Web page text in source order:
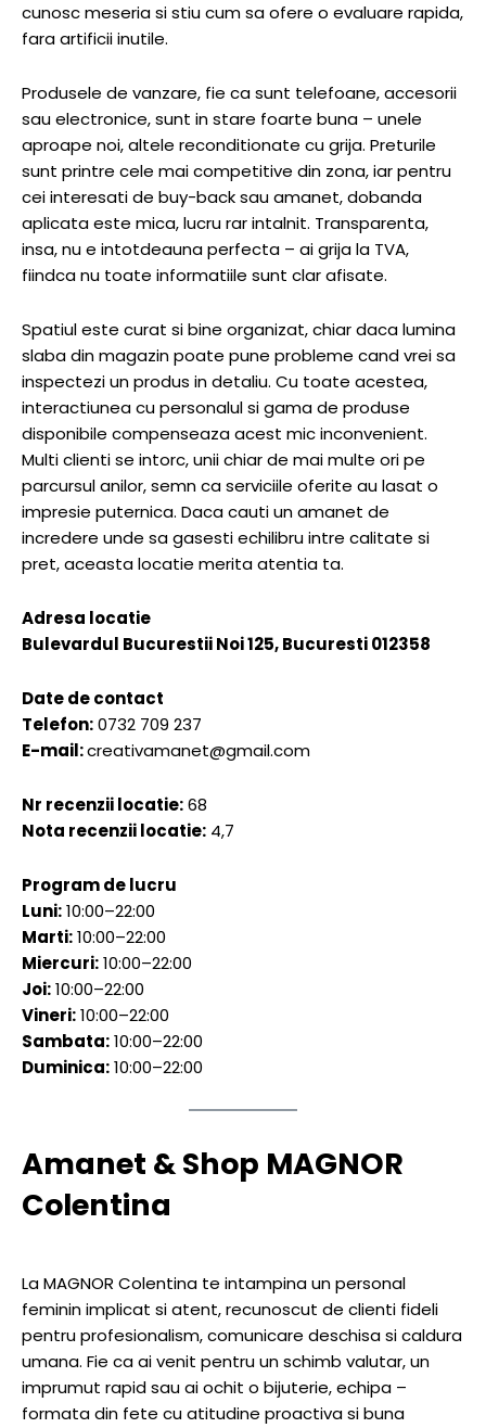
cunosc meseria si stiu cum sa ofere o evaluare rapida,
fara artificii inutile.
Produsele de vanzare, fie ca sunt telefoane, accesorii
sau electronice, sunt in stare foarte buna – unele
aproape noi, altele reconditionate cu grija. Preturile
sunt printre cele mai competitive din zona, iar pentru
cei interesati de buy-back sau amanet, dobanda
aplicata este mica, lucru rar intalnit. Transparenta,
insa, nu e intotdeauna perfecta – ai grija la TVA,
fiindca nu toate informatiile sunt clar afisate.
Spatiul este curat si bine organizat, chiar daca lumina
slaba din magazin poate pune probleme cand vrei sa
inspectezi un produs in detaliu. Cu toate acestea,
interactiunea cu personalul si gama de produse
disponibile compenseaza acest mic inconvenient.
Multi clienti se intorc, unii chiar de mai multe ori pe
parcursul anilor, semn ca serviciile oferite au lasat o
impresie puternica. Daca cauti un amanet de
incredere unde sa gasesti echilibru intre calitate si
pret, aceasta locatie merita atentia ta.
Adresa locatie
Bulevardul Bucurestii Noi 125, Bucuresti 012358
Date de contact
Telefon:0732 709 237
E-mail:creativamanet@gmail.com
Nr recenzii locatie:68
Nota recenzii locatie: 4,7
Program de lucru
Luni:10:00–22:00
Marti:10:00–22:00
Miercuri:10:00–22:00
Joi:10:00–22:00
Vineri:10:00–22:00
Sambata:10:00–22:00
Duminica:10:00–22:00
Amanet & Shop MAGNOR
Colentina
La MAGNOR Colentina te intampina un personal
feminin implicat si atent, recunoscut de clienti fideli
pentru profesionalism, comunicare deschisa si caldura
umana. Fie ca ai venit pentru un schimb valutar, un
imprumut rapid sau ai ochit o bijuterie, echipa –
formata din fete cu atitudine proactiva si buna